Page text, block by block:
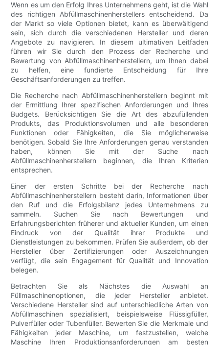
Wenn es um den Erfolg Ihres Unternehmens geht, ist die Wahl
des richtigen Abfüllmaschinenherstellers entscheidend. Da
der Markt so viele Optionen bietet, kann es überwältigend
sein, sich durch die verschiedenen Hersteller und deren
Angebote zu navigieren. In diesem ultimativen Leitfaden
führen wir Sie durch den Prozess der Recherche und
Bewertung von Abfüllmaschinenherstellern, um Ihnen dabei
zu helfen, eine fundierte Entscheidung für Ihre
Geschäftsanforderungen zu treffen.
Die Recherche nach Abfüllmaschinenherstellern beginnt mit
der Ermittlung Ihrer spezifischen Anforderungen und Ihres
Budgets. Berücksichtigen Sie die Art des abzufüllenden
Produkts, das Produktionsvolumen und alle besonderen
Funktionen oder Fähigkeiten, die Sie möglicherweise
benötigen. Sobald Sie Ihre Anforderungen genau verstanden
haben, können Sie mit der Suche nach
Abfüllmaschinenherstellern beginnen, die Ihren Kriterien
entsprechen.
Einer der ersten Schritte bei der Recherche nach
Abfüllmaschinenherstellern besteht darin, Informationen über
den Ruf und die Erfolgsbilanz jedes Unternehmens zu
sammeln. Suchen Sie nach Bewertungen und
Erfahrungsberichten früherer und aktueller Kunden, um einen
Eindruck von der Qualität ihrer Produkte und
Dienstleistungen zu bekommen. Prüfen Sie außerdem, ob der
Hersteller über Zertifizierungen oder Auszeichnungen
verfügt, die sein Engagement für Qualität und Innovation
belegen.
Betrachten Sie als Nächstes die Auswahl an
Füllmaschinenoptionen, die jeder Hersteller anbietet.
Verschiedene Hersteller sind auf unterschiedliche Arten von
Abfüllmaschinen spezialisiert, beispielsweise Flüssigfüller,
Pulverfüller oder Tubenfüller. Bewerten Sie die Merkmale und
Fähigkeiten jeder Maschine, um festzustellen, welche
Maschine Ihren Produktionsanforderungen am besten